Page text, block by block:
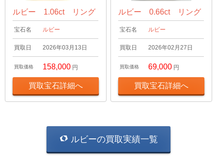
ルビー 1.06ct リング
宝石名 ルビー
買取日 2026年03月13日
買取価格 158,000 円
買取宝石詳細へ
ルビー 0.66ct リング
宝石名 ルビー
買取日 2026年02月27日
買取価格 69,000 円
買取宝石詳細へ
ルビーの買取実績一覧